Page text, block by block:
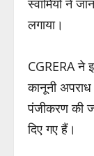
स्वामियों ने
लगाया।
CGRERA ने
कानूनी
पंजीकरण की
दिए गए हैं।